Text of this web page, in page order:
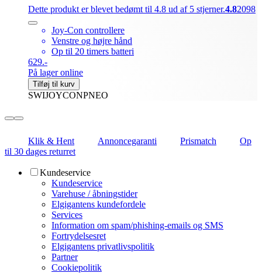
Dette produkt er blevet bedømt til 4.8 ud af 5 stjerner.4.82098
Joy-Con controllere
Venstre og højre hånd
Op til 20 timers batteri
629.-
På lager online
Tilføj til kurv
SWIJOYCONPNEO
Klik & Hent Annoncegaranti Prismatch
Op
til 30 dages returret
Kundeservice
Kundeservice
Varehuse / åbningstider
Elgigantens kundefordele
Services
Information om spam/phishing-emails og SMS
Fortrydelsesret
Elgigantens privatlivspolitik
Partner
Cookiepolitik